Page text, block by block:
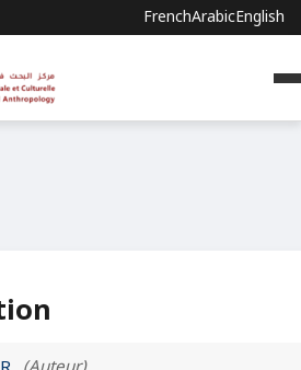
FrenchArabicEnglish